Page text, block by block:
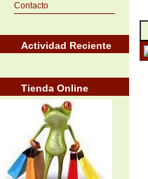
Contacto
Actividad Reciente
Tienda Online